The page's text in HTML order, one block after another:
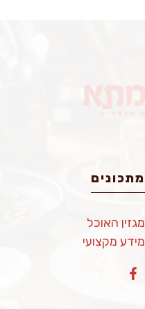
מתכונים
מגזין האוכל
מידע מקצועי